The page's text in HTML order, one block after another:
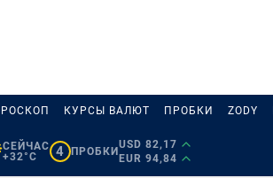
КУРСЫ ВАЛЮТ ПРОБКИ ZODY
СЕЙЧАС
+32°C
4 ПРОБКИ
USD 82,17
EUR 94,84